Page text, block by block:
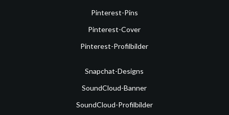
Pinterest-Pins
Pinterest-Cover
Pinterest-Profilbilder
Snapchat-Designs
SoundCloud-Banner
SoundCloud-Profilbilder